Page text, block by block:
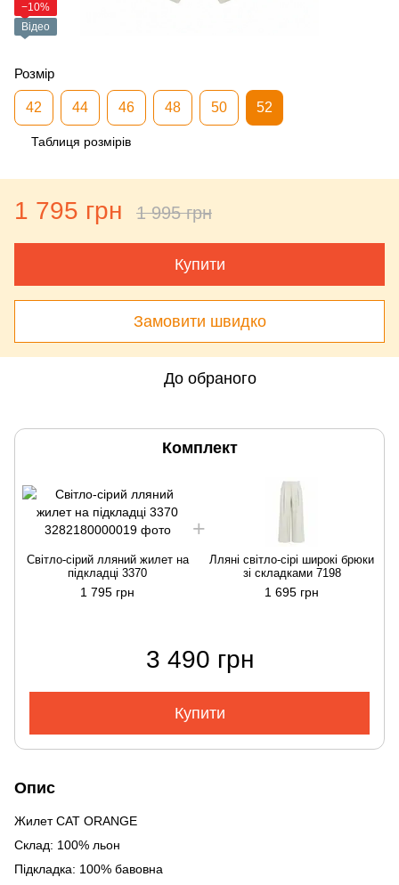
−10%
Відео
Розмір
42 44 46 48 50 52
Таблиця розмірів
1 795 грн 1 995 грн
Купити
Замовити швидко
До обраного
Комплект
Світло-сірий лляний жилет на
підкладці 3370
1 795 грн
Лляні світло-сірі широкі брюки
зі складками 7198
1 695 грн
3 490 грн
Купити
Опис
Жилет CAT ORANGE
Склад: 100% льон
Підкладка: 100% бавовна